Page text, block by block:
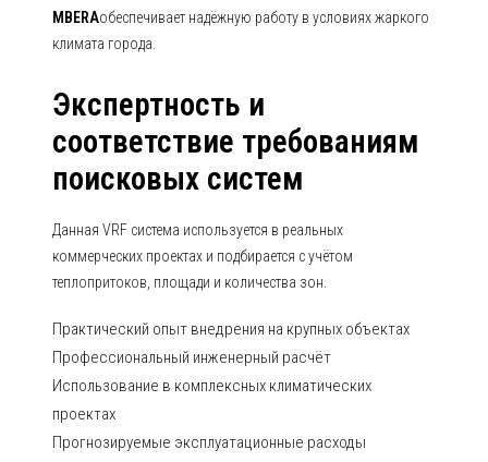
MBERAобеспечивает надёжную работу в условиях жаркого
климата города.
Экспертность и
соответствие требованиям
поисковых систем
Данная VRF система используется в реальных
коммерческих проектах и подбирается с учётом
теплопритоков, площади и количества зон.
Практический опыт внедрения на крупных объектах
Профессиональный инженерный расчёт
Использование в комплексных климатических
проектах
Прогнозируемые эксплуатационные расходы